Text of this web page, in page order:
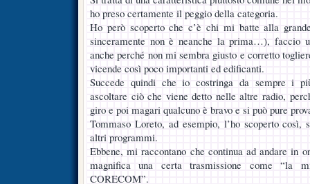
ho preso certamente il peggio della categoria.
Ho però scoperto che c’è chi mi batte alla
sinceramente non è neanche la prima…), faccio
anche perché non mi sembra giusto e corretto
vicende così poco importanti ed edificanti.
Succede quindi che io costringa da sempre i
ascoltare ciò che viene detto nelle altre radio,
giro e poi magari qualcuno è bravo e si può pure
Tommaso Loreto, ad esempio, l’ho scoperto così,
altri programmi.
Ebbene, mi raccontano che continua ad andare in
magnifica una certa trasmissione come “la
CORECOM”.